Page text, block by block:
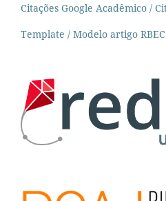
Citações Google Acadêmico /
Template / Modelo artigo RBEC